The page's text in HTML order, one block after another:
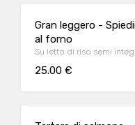
Gran leggero -
al forno
Su letto di riso semi
25.00 €